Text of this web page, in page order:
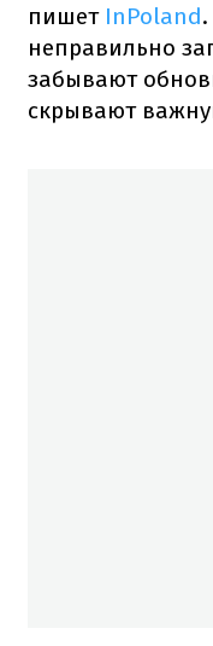
пишетInPoland
неправильно
забывают
скрывают